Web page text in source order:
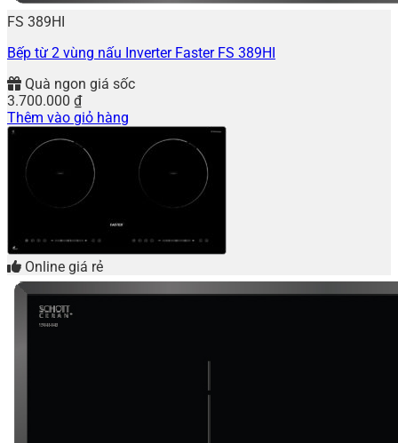
FS 389HI
Bếp từ 2 vùng nấu Inverter Faster FS 389HI
Quà ngon giá sốc
3.700.000 ₫
Thêm vào giỏ hàng
Online giá rẻ